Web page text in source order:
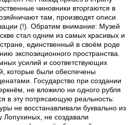
чиновники вторгаются в
там, производят описи
(!). Обратим внимание: Музей
стал одним из самых красивых и
единственный в своём роде
экспозиционного пространства.
усилий и соответствующих
которые были обеспечены
Государство при создании
не вложило ни одного рубля
в эту потрясающую реальность:
не восстанавливали буквально из
Лопухиных, не создавали